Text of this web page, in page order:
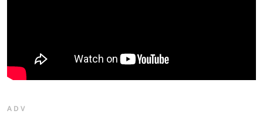
ADV